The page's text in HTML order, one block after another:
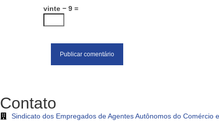
vinte − 9 =
Contato
Sindicato dos Empregados de Agentes Autônomos do